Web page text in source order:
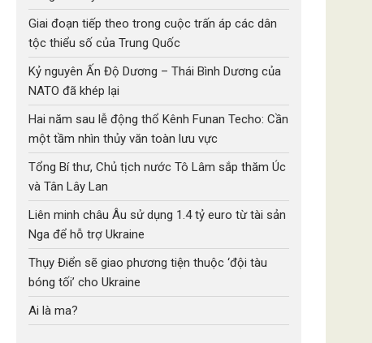
Giai đoạn tiếp theo trong cuộc trấn áp các dân
tộc thiểu số của Trung Quốc
Kỷ nguyên Ấn Độ Dương – Thái Bình Dương của
NATO đã khép lại
Hai năm sau lễ động thổ Kênh Funan Techo: Cần
một tầm nhìn thủy văn toàn lưu vực
Tổng Bí thư, Chủ tịch nước Tô Lâm sắp thăm Úc
và Tân Lây Lan
Liên minh châu Âu sử dụng 1.4 tỷ euro từ tài sản
Nga để hỗ trợ Ukraine
Thụy Điển sẽ giao phương tiện thuộc ‘đội tàu
bóng tối’ cho Ukraine
Ai là ma?